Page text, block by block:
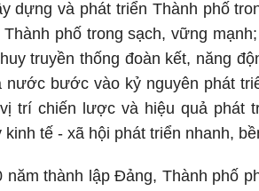
dựng và phát triển Thành phố
phố trong sạch, vững
truyền thống đoàn kết, năng
nước bước vào kỷ nguyên phát
trí chiến lược và hiệu quả phát
kinh tế - xã hội phát triển nhanh,
thành lập Đảng, Thành phố